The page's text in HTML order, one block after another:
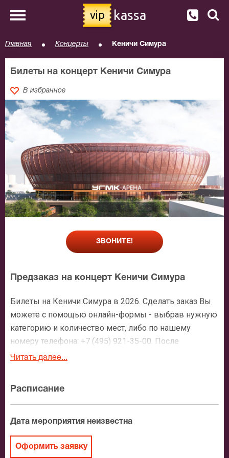
vip kassa
Главная Концерты Кеничи Симура
Билеты на концерт Кеничи Симура
В избранное
ЗВОНИТЕ!
Предзаказ на концерт Кеничи Симура
Билеты на Кеничи Симура в 2026. Сделать заказ Вы
можете с помощью онлайн-формы - выбрав нужную
категорию и количество мест, либо по нашему
номеру телефона: +7 (495) 921-35-00. После
оформления заявки с Вами свяжется персональный
зале, о том как заказать билет и утвердит адрес
доставки.
После бронирования билетов, ожидайте доставку по
Читать далее...
Расписание
Дата мероприятия неизвестна
Оформить заявку